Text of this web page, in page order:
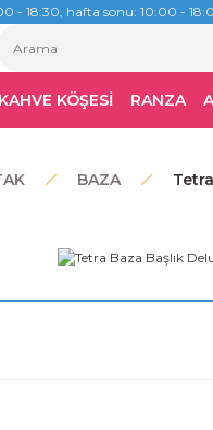
- 18:30, hafta sonu: 10:00 -
KAHVE KÖŞESİ RANZA
BAZA